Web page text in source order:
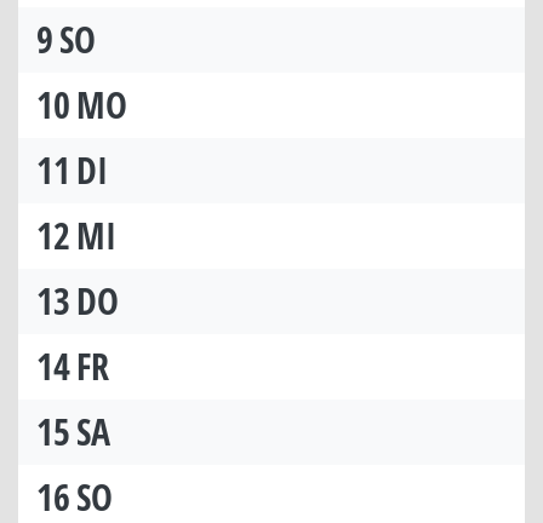
9SO
10MO
11 DI
12MI
13DO
14FR
15SA
16SO